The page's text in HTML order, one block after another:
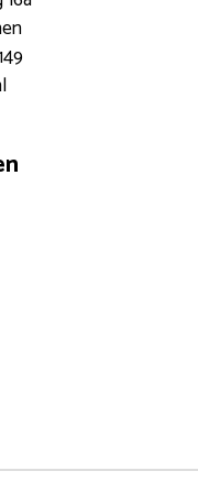
voor elk
weten?